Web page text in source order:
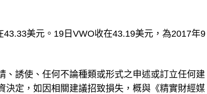
美元。19日VWO收在43.19美元，為2017年9
誘使、任何不論種類或形式之申述或訂立任何建
定，如因相關建議招致損失，概與《精實財經媒